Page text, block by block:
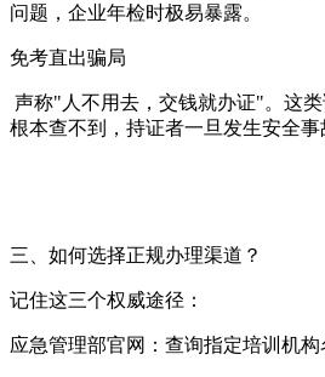
问题，企业年检时极易暴露。
免考直出骗局
声称"人不用去，交钱就办证"。这
根本查不到，持证者一旦发生安全事
三、如何选择正规办理渠道？
记住这三个权威途径：
应急管理部官网：查询指定培训机构